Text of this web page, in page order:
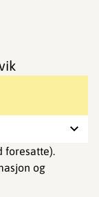
foresatte).
og